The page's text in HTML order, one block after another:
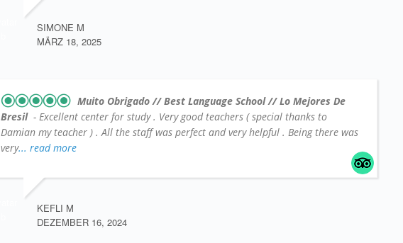
SIMONE M
MÄRZ 18, 2025
Muito Obrigado // Best Language School // Lo Mejores De
Bresil - Excellent center for study . Very good teachers ( special thanks to
Damian my teacher ) . All the staff was perfect and very helpful . Being there was
very... read more
KEFLI M
DEZEMBER 16, 2024